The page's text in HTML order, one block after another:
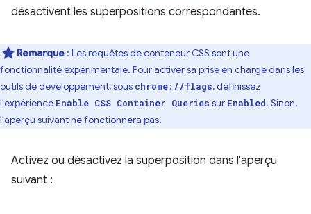
désactivent les superpositions correspondantes.
Remarque : Les requêtes de conteneur CSS sont une
fonctionnalité expérimentale. Pour activer sa prise en charge dans les
outils de développement, sous chrome://flags, définissez
l'expérience Enable CSS Container Queries sur Enabled. Sinon,
l'aperçu suivant ne fonctionnera pas.
Activez ou désactivez la superposition dans l'aperçu
suivant :